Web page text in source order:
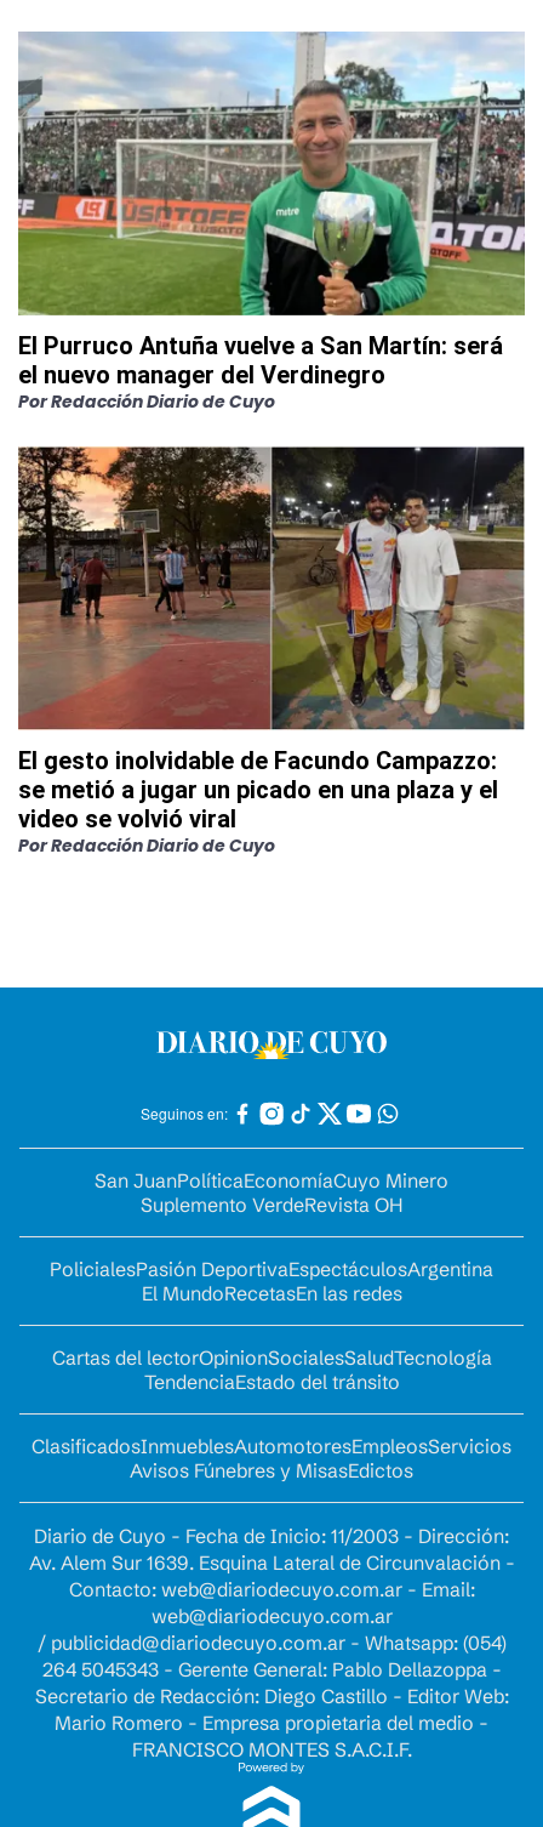
El Purruco Antuña vuelve a San Martín: será
el nuevo manager del Verdinegro
PorRedacción Diario de Cuyo
El gesto inolvidable de Facundo Campazzo:
se metió a jugar un picado en una plaza y el
video se volvió viral
PorRedacción Diario de Cuyo
Seguinos en:
San JuanPolíticaEconomíaCuyo Minero
Suplemento VerdeRevista OH
PolicialesPasión DeportivaEspectáculosArgentina
El MundoRecetasEn las redes
Cartas del lectorOpinionSocialesSaludTecnología
TendenciaEstado del tránsito
ClasificadosInmueblesAutomotoresEmpleosServicios
Avisos Fúnebres y MisasEdictos
Diario de Cuyo - Fecha de Inicio: 11/2003 - Dirección:
Av. Alem Sur 1639. Esquina Lateral de Circunvalación -
Contacto: web@diariodecuyo.com.ar- Email:
web@diariodecuyo.com.ar
/ publicidad@diariodecuyo.com.ar- Whatsapp: (054)
264 5045343 - Gerente General: Pablo Dellazoppa -
Secretario de Redacción: Diego Castillo - Editor Web:
Mario Romero - Empresa propietaria del medio -
FRANCISCO MONTES S.A.C.I.F.